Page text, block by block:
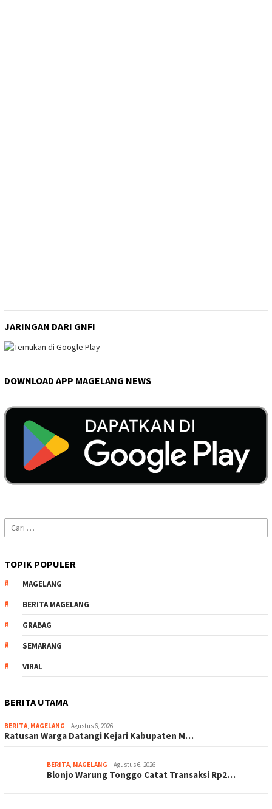
JARINGAN DARI GNFI
DOWNLOAD APP MAGELANG NEWS
Cari
untuk:
TOPIK POPULER
MAGELANG
BERITA MAGELANG
GRABAG
SEMARANG
VIRAL
BERITA UTAMA
BERITA, MAGELANG Agustus 6, 2026
Ratusan Warga Datangi Kejari Kabupaten M…
BERITA, MAGELANG Agustus 6, 2026
Blonjo Warung Tonggo Catat Transaksi Rp2…